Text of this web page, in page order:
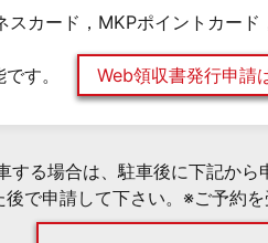
スカード，MKPポイントカー
す。 Web領収書発行申請
する場合は、駐車後に下記から
後で申請して下さい。※ご予約